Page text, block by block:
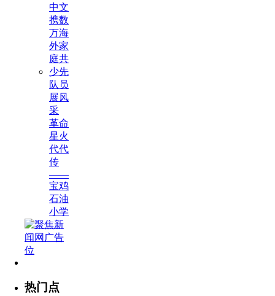
中文
携数
万海
外家
庭共
少先
队员
展风
采
革命
星火
代代
传
——
宝鸡
石油
小学
热门点